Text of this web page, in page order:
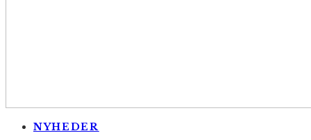
NYHEDER